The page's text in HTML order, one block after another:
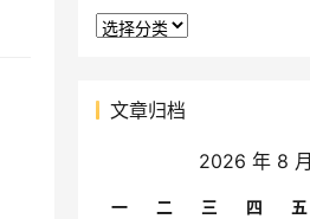
分
文章归档
2026 年 8 月
一 二 三 四 五